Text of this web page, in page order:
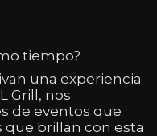
tiempo?
una experiencia
Grill, nos
de eventos que
brillan con esta